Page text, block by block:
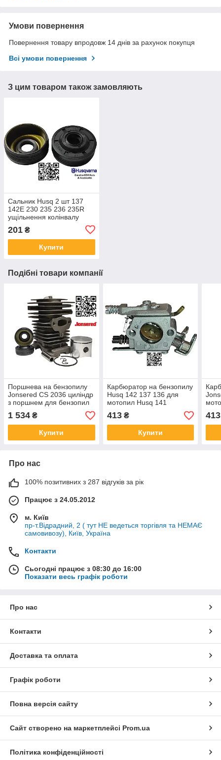
Умови повернення
Повернення товару впродовж 14 днів за рахунок покупця
Всі умови повернення
З цим товаром також замовляють
Сальник Husq 2 шт 137
142Е 230 235 236 235R
ущільнення колінвалу
Jonsered CS2036 CS2040
5039107-01 530056363
12х37х12,5
201 ₴
Купити
Подібні товари компанії
Поршнева на бензопилу
Jonsered CS 2036 циліндр
з поршнем для бензопил
CS 2040 530 06 99-40 ЦПГ
Жонсеред + сальники
колінвала 2 шт
1 534 ₴
Купити
Карбюратор на бензопилу
Husq 142 137 136 для
мотопил Husq 141
Jonsered 2036 2040
5300719-87 5300354-82
5300696-29 5300717-04
413₴
Купити
413
Про нас
100% позитивних з 287 відгуків за рік
Працює з 24.05.2012
м. Київ
пр-т.Відрадний, 2 ( тут НЕ ведеться торгівля та НЕМАЄ
самовивозу), Київ, Україна
Контакти
Сьогодні працює з 08:30 до 16:00
Показати весь графік роботи
Про нас
Контакти
Доставка та оплата
Графік роботи
Повна версія сайту
Сайт створено на маркетплейсі Prom.ua
Політика конфіденційності